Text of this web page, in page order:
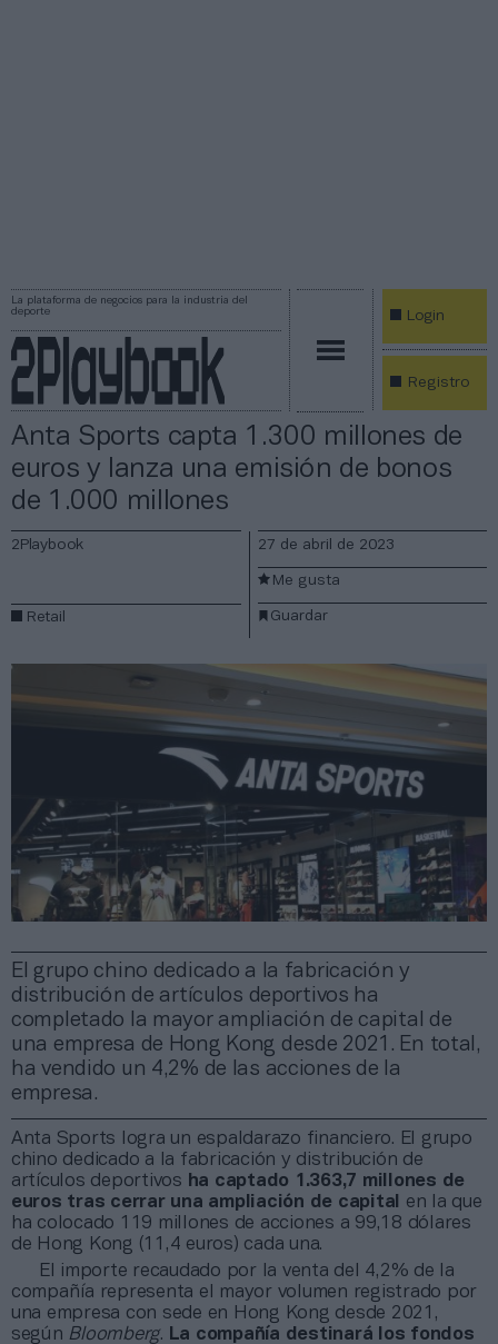
La plataforma de negocios para la industria del
deporte
Login
Registro
Anta Sports capta 1.300 millones de
euros y lanza una emisión de bonos
de 1.000 millones
El grupo chino dedicado a la fabricación y
distribución de artículos deportivos ha
completado la mayor ampliación de capital de
una empresa de Hong Kong desde 2021. En total,
ha vendido un 4,2% de las acciones de la
empresa.
2Playbook
Retail
27 de abril de 2023
Guardar
Me gusta
Anta Sports logra un espaldarazo financiero. El grupo
chino dedicado a la fabricación y distribución de
artículos deportivos ha captado 1.363,7 millones de
euros tras cerrar una ampliación de capital en la que
ha colocado 119 millones de acciones a 99,18 dólares
de Hong Kong (11,4 euros) cada una.
El importe recaudado por la venta del 4,2% de la
compañía representa el mayor volumen registrado por
una empresa con sede en Hong Kong desde 2021,
según Bloomberg. La compañía destinará los fondos